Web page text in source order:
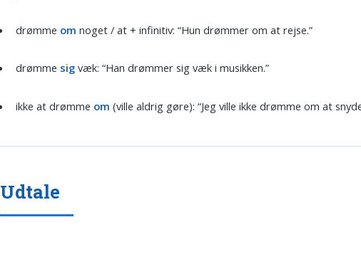
drømme om noget / at + infinitiv: “Hun drømmer om at rejse.”
drømme sig væk: “Han drømmer sig væk i musikken.”
ikke at drømme om (ville aldrig gøre): “Jeg ville ikke drømme om at
Udtale